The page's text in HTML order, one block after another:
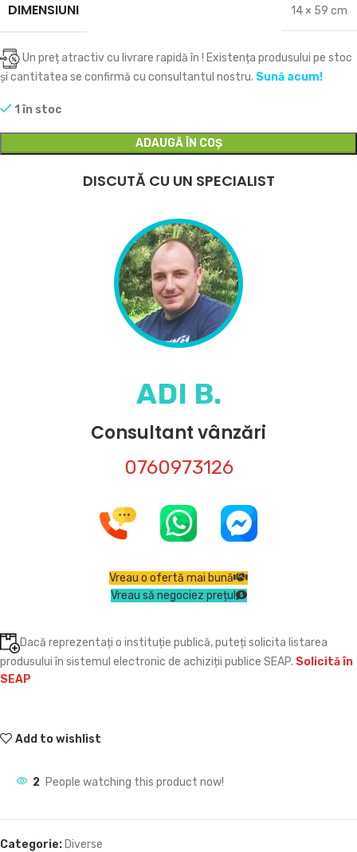
DIMENSIUNI 14 × 59 cm
Un preț atractiv cu livrare rapidă în ! Existența produsului pe stoc
și cantitatea se confirmă cu consultantul nostru. Sună acum!
1 în stoc
ADAUGĂ ÎN COȘ
DISCUTĂ CU UN SPECIALIST
ADI B.
Consultant vânzări
0760973126
Vreau o ofertă mai bună
Vreau să negociez prețul
Dacă reprezentați o instituție publică, puteți solicita listarea
produsului în sistemul electronic de achiziții publice SEAP. Solicită în
SEAP
Add to wishlist
2 People watching this product now!
Categorie: Diverse